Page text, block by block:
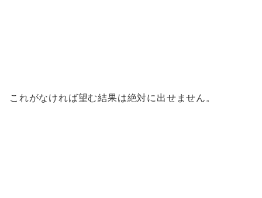
これがなければ望む結果は絶対に出せません。